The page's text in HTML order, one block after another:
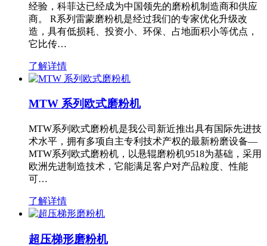
经验，科菲达已经成为中国领先的磨粉机制造商和供应
商。 R系列雷蒙磨粉机是经过我们的专家优化升级改
造，具有低损耗、投资小、环保、占地面积小等优点，
它比传…
了解详情
MTW 系列欧式磨粉机
MTW系列欧式磨粉机是我公司新近推出具有国际先进技
术水平，拥有多项自主专利技术产权的最新粉磨设备—
MTW系列欧式磨粉机，以悬辊磨粉机9518为基础，采用
欧洲先进制造技术，它能满足客户对产品粒度、性能
可…
了解详情
超压梯形磨粉机